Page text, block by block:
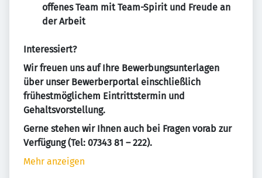
offenes Team mit Team-Spirit und Freude an
der Arbeit
Interessiert?
Wir freuen uns auf Ihre Bewerbungsunterlagen
über unser Bewerberportal einschließlich
frühestmöglichem Eintrittstermin und
Gehaltsvorstellung.
Gerne stehen wir Ihnen auch bei Fragen vorab zur
Verfügung (Tel: 07343 81 – 222).
Mehr anzeigen